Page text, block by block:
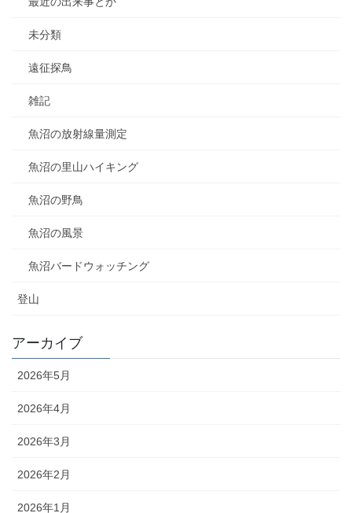
未分類
遠征探鳥
雑記
魚沼の放射線量測定
魚沼の里山ハイキング
魚沼の野鳥
魚沼の風景
魚沼バードウォッチング
登山
アーカイブ
2026年5月
2026年4月
2026年3月
2026年2月
2026年1月